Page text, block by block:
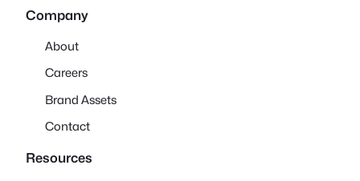
Company
About
Careers
Brand Assets
Contact
Resources